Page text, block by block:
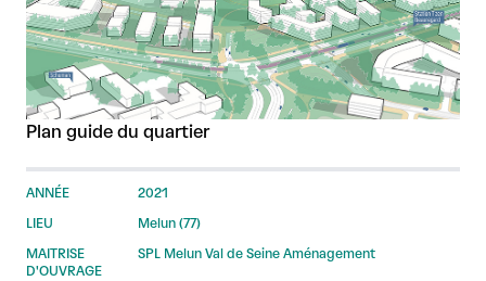
Plan guide du quartier
ANNÉE
2021
LIEU
Melun (77)
MAITRISE
D'OUVRAGE
SPL Melun Val de Seine Aménagement